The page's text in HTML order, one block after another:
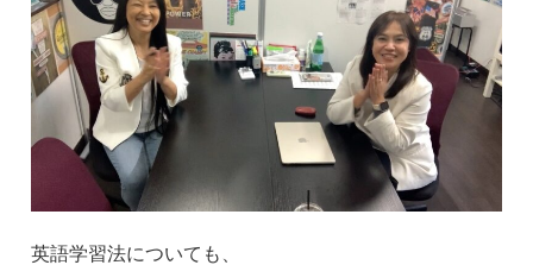
英語学習法についても、